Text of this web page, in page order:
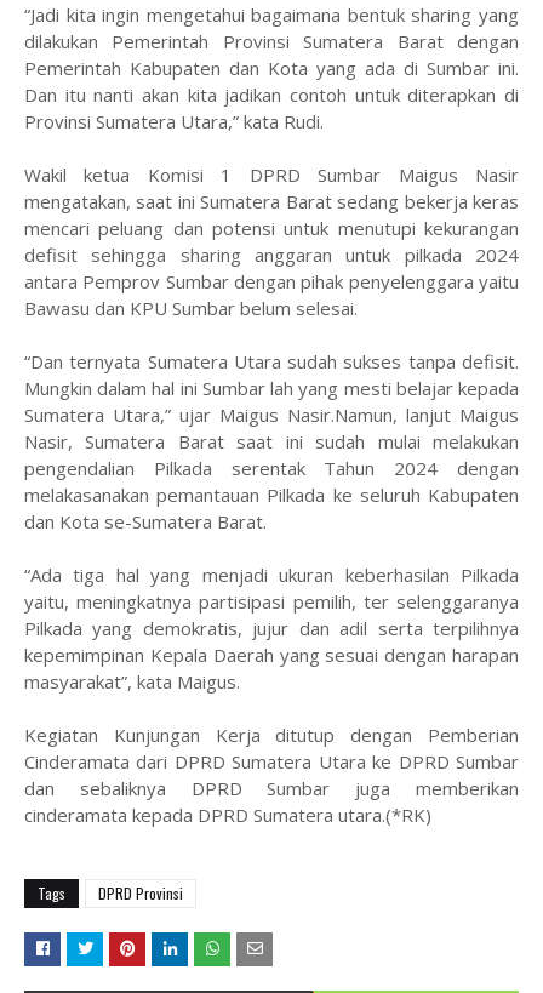
“Jadi kita ingin mengetahui bagaimana bentuk sharing yang
dilakukan Pemerintah Provinsi Sumatera Barat dengan
Pemerintah Kabupaten dan Kota yang ada di Sumbar ini.
Dan itu nanti akan kita jadikan contoh untuk diterapkan di
Provinsi Sumatera Utara,” kata Rudi.
Wakil ketua Komisi 1 DPRD Sumbar Maigus Nasir
mengatakan, saat ini Sumatera Barat sedang bekerja keras
mencari peluang dan potensi untuk menutupi kekurangan
defisit sehingga sharing anggaran untuk pilkada 2024
antara Pemprov Sumbar dengan pihak penyelenggara yaitu
Bawasu dan KPU Sumbar belum selesai.
“Dan ternyata Sumatera Utara sudah sukses tanpa defisit.
Mungkin dalam hal ini Sumbar lah yang mesti belajar kepada
Sumatera Utara,” ujar Maigus Nasir.Namun, lanjut Maigus
Nasir, Sumatera Barat saat ini sudah mulai melakukan
pengendalian Pilkada serentak Tahun 2024 dengan
melakasanakan pemantauan Pilkada ke seluruh Kabupaten
dan Kota se-Sumatera Barat.
“Ada tiga hal yang menjadi ukuran keberhasilan Pilkada
yaitu, meningkatnya partisipasi pemilih, ter selenggaranya
Pilkada yang demokratis, jujur dan adil serta terpilihnya
kepemimpinan Kepala Daerah yang sesuai dengan harapan
masyarakat”, kata Maigus.
Kegiatan Kunjungan Kerja ditutup dengan Pemberian
Cinderamata dari DPRD Sumatera Utara ke DPRD Sumbar
dan sebaliknya DPRD Sumbar juga memberikan
cinderamata kepada DPRD Sumatera utara.(*RK)
Tags DPRD Provinsi